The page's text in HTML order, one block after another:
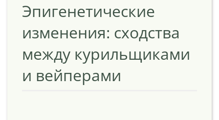
Эпигенетические
изменения: сходства
между курильщиками
и вейперами